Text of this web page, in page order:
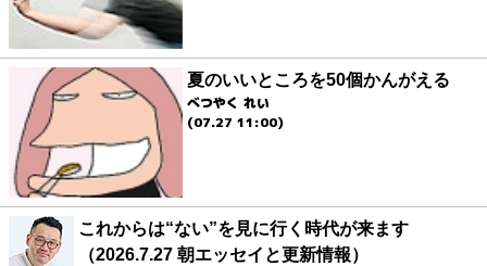
夏のいいところを50個かんがえる
べつやく れい
(07.27 11:00)
これからは“ない”を見に行く時代が来ます
（2026.7.27 朝エッセイと更新情報）